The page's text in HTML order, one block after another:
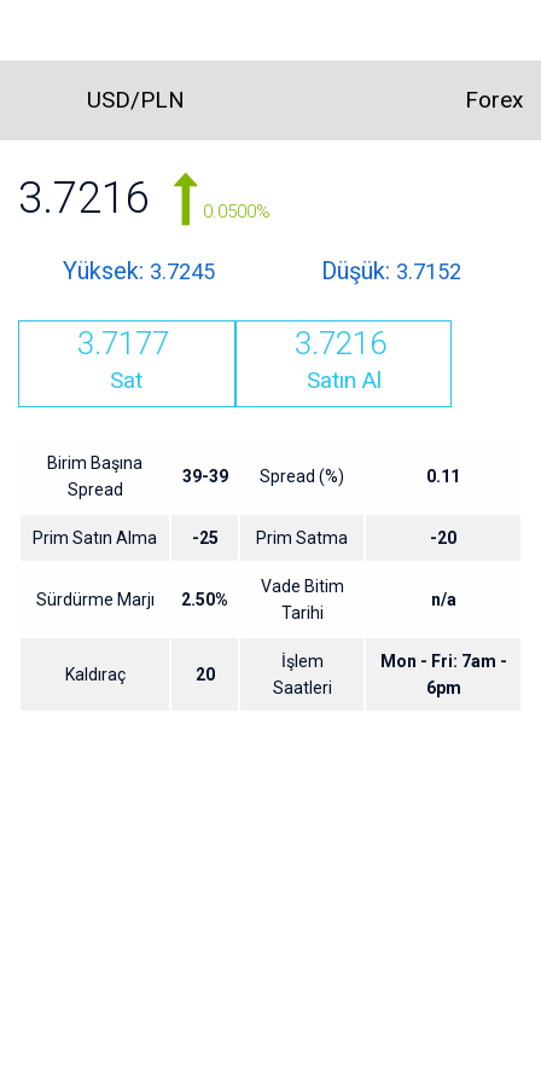
USD/PLN Forex
3.7216 0.0500%
Yüksek: 3.7245 Düşük: 3.7152
3.7177
Sat
3.7216
Satın Al
Birim Başına
Spread
39-39 Spread (%) 0.11
Prim Satın Alma -25 Prim Satma -20
Sürdürme Marjı 2.50%
Vade Bitim
Tarihi
n/a
Kaldıraç 20
İşlem
Saatleri
Mon - Fri: 7am -
6pm